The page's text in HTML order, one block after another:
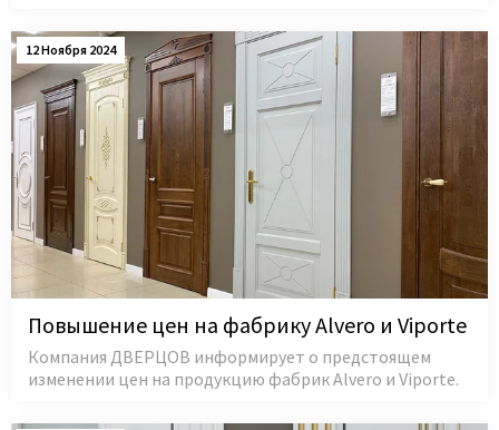
12 Ноября 2024
Повышение цен на фабрику Alvero и Viporte
Компания ДВЕРЦОВ информирует о предстоящем
изменении цен на продукцию фабрик Alvero и Viporte.